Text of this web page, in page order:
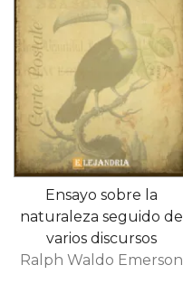
Ensayo sobre la
naturaleza seguido de
varios discursos
Ralph Waldo Emerson